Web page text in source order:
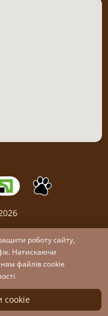
роботу сайту,
Натискаючи
файлів cookie
cookie